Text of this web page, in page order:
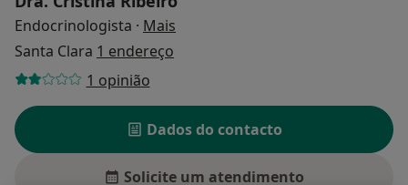
Endocrinologista · Mais
Santa Clara 1 endereço
1 opinião
Dados do contacto
Solicite um atendimento